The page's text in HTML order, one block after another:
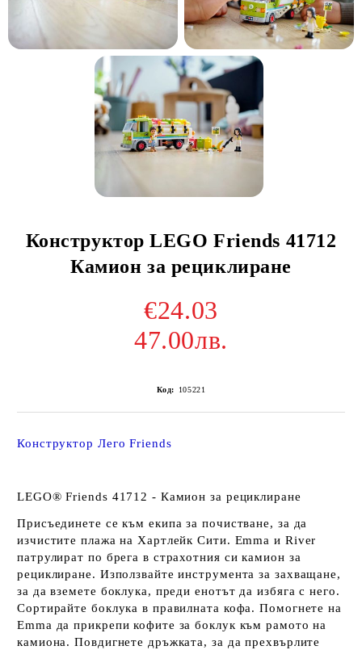
Конструктор LEGO Friends 41712
Камион за рециклиране
€24.03
47.00лв.
Код: 105221
Конструктор Лего Friends
LEGO® Friends 41712 - Камион за рециклиране
Присъединете се към екипа за почистване, за да
изчистите плажа на Хартлейк Сити. Emma и River
патрулират по брега в страхотния си камион за
рециклиране. Използвайте инструмента за захващане,
за да вземете боклука, преди енотът да избяга с него.
Сортирайте боклука в правилната кофа. Помогнете на
Emma да прикрепи кофите за боклук към рамото на
камиона. Повдигнете дръжката, за да прехвърлите